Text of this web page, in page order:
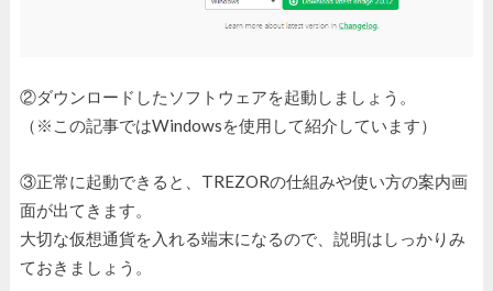
②ダウンロードしたソフトウェアを起動しましょう。
（※この記事ではWindowsを使用して紹介しています）
③正常に起動できると、TREZORの仕組みや使い方の案内画
面が出てきます。
大切な仮想通貨を入れる端末になるので、説明はしっかりみ
ておきましょう。